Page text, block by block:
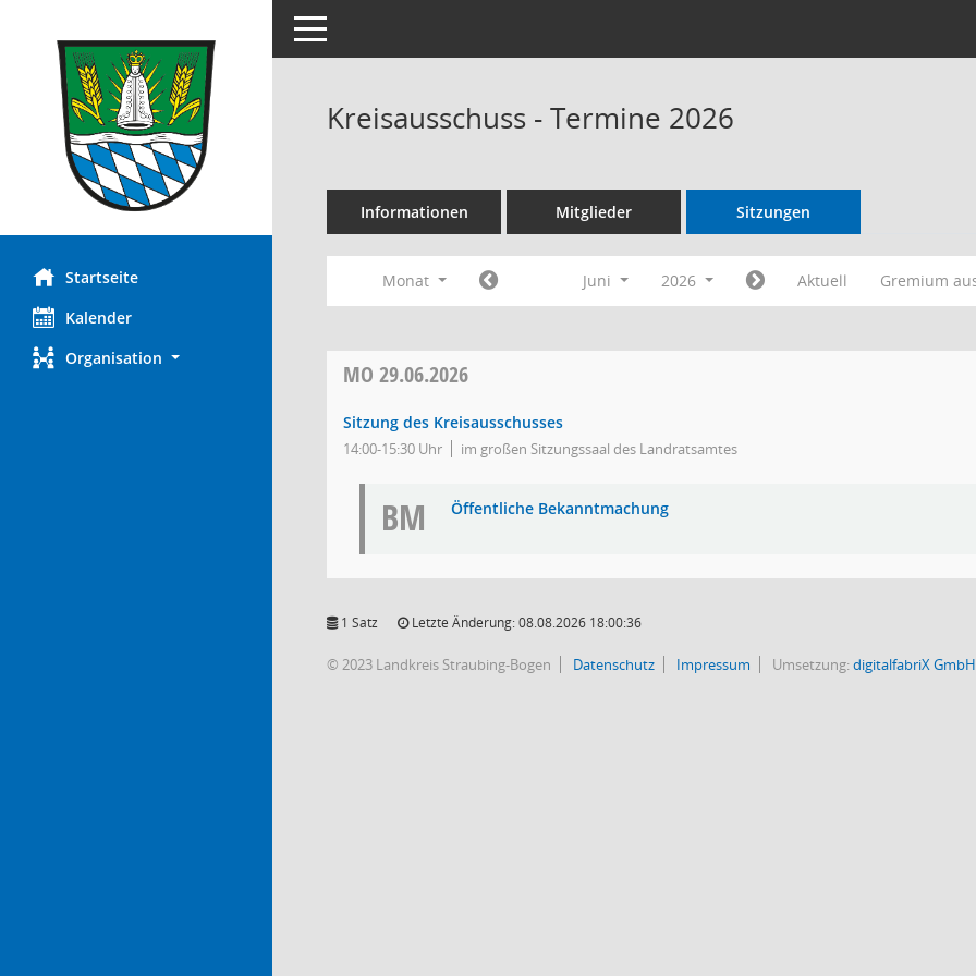
Startseite
Kalender
Organisation
Toggle navigation
Kreisausschuss - Termine 2026
Informationen Mitglieder Sitzungen
Monat Juni 2026 Aktuell Gremium
MO 29.06.2026
Sitzung des Kreisausschusses
14:00-15:30 Uhr im großen Sitzungssaal des Landratsamtes
BM Öffentliche Bekanntmachung
1 Satz Letzte Änderung: 08.08.2026 18:00:36
© 2023 Landkreis Straubing-Bogen Datenschutz Impressum Umsetzung:digitalfabriX GmbH